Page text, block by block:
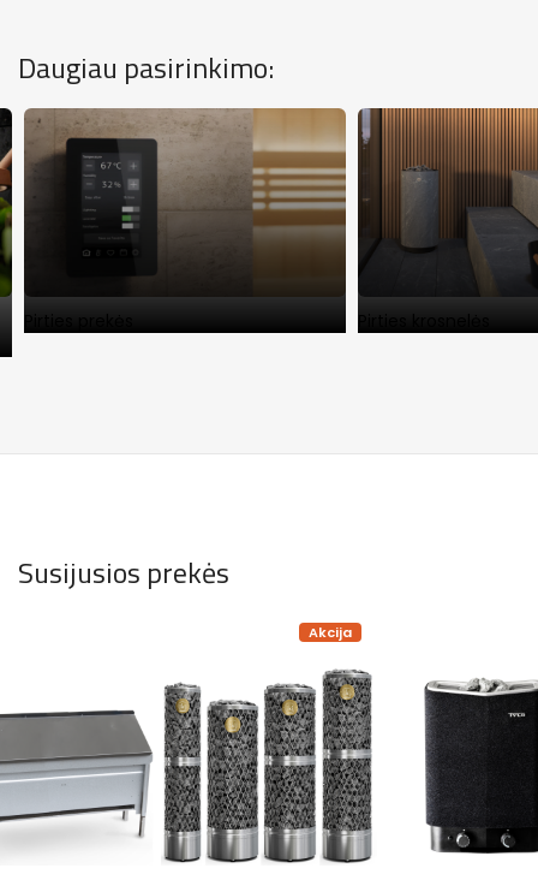
Daugiau pasirinkimo:
Pirties prekės Pirties krosnelės
Susijusios prekės
Akcija